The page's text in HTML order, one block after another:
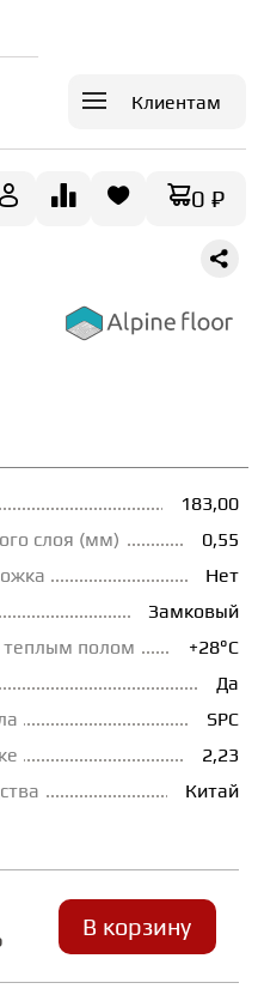
Клиентам
0 ₽
183,00
слоя (мм)
0,55
Нет
Замковый
теплым полом
+28°С
Да
SPC
2,23
Китай
В корзину